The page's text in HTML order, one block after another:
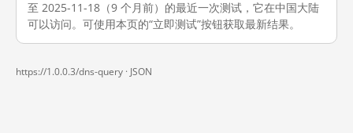
至 2025-11-18（9 个月前）的最近一次测试，它在中国大陆
可以访问。可使用本页的“立即测试”按钮获取最新结果。
https://1.0.0.3/dns-query · JSON